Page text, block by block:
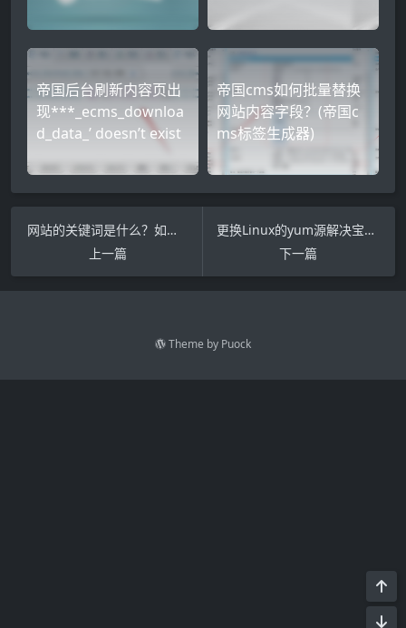
帝国后台刷新内容页出
现***_ecms_downloa
d_data_’ doesn’t exist
帝国cms如何批量替换
网站内容字段？(帝国c
ms标签生成器)
网站的关键词是什么？如何优化？有什么作用？(网站优化关键词的技巧)
上一篇
更换Linux的yum源解决宝塔面板提示Trying other mirror
下一篇
Theme by Puock